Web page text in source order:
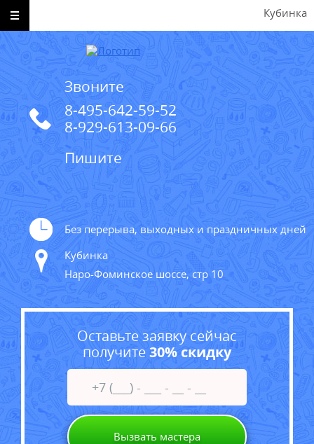
Кубинка
Звоните
8-495-642-59-52
8-929-613-09-66
Пишите
Без перерыва, выходных и праздничных дней
Кубинка
Наро-Фоминское шоссе, стр 10
Оставьте заявку сейчас
получите30% скидку
Вызвать мастера